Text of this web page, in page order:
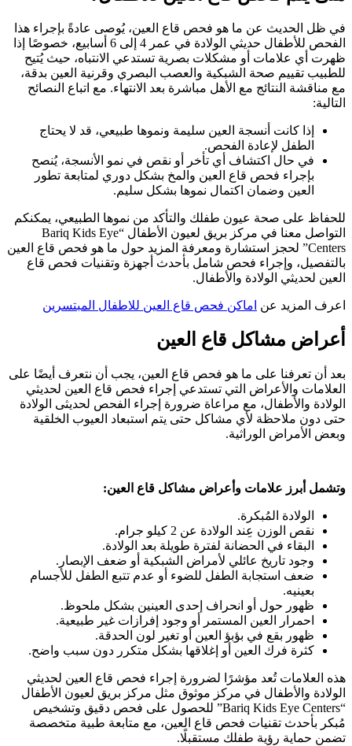
في ظل الحديث عن ما هو فحص قاع العين، يُوصى عادةً بإجراء هذا
الفحص للأطفال حديثي الولادة في عمر 4 إلى 6 أسابيع، خصوصًا إذا
ظهرت أي علامات أو مشكلات بصرية تستدعي الانتباه، حيث يُتيح
للطبيب تقييم صحة الشبكية والعصب البصري وقرنية العين بدقة،
مع مناقشة النتائج مع الأهل مباشرة بعد الانتهاء. مع اتباع النصائح
التالية:
إذا كانت أنسجة العين سليمة ونموها طبيعي، قد لا يحتاج
الطفل لإعادة الفحص.
في حال اكتشاف أي تأخر أو نقص في نمو الأنسجة، يُنصح
بإجراء فحص قاع العين والمخ بشكل دوري لمتابعة تطور
العين وضمان اكتمال نموها بشكل سليم.
للحفاظ على صحة عيون طفلك والتأكد من نموها الطبيعي، يمكنكم
التواصل معنا في مركز بريق لعيون الأطفال “Bariq Kids Eye
Centers” لحجز استشارة ومعرفة المزيد حول ما هو فحص قاع العين
بالتفصيل، وإجراء فحص شامل بأحدث أجهزة وتقنيات فحص قاع
العين لحديثي الولادة والأطفال.
اعرف المزيد عن اماكن فحص قاع العين للاطفال المبتسرين
أعراض مشاكل قاع العين
بعد أن تعرفنا على ما هو فحص قاع العين، يجب أن نتعرف أيضًا على
العلامات والأعراض التي تستدعي إجراء فحص قاع العين لحديثي
الولادة والأطفال، مع مراعاة ضرورة إجراء الفحص لحديثى الولادة
حتى دون ملاحظة لأي مشاكل حتى يتم استبعاد العيوب الخلقية
وبعض الأمراض الوراثية.
وتشمل أبرز علامات وأعراض مشاكل قاع العين:
الولادة المُبكرة.
نقص الوزن عِند الولادة عن 2 كيلو جرام.
البقاء في الحضانة لفترة طويلة بعد الولادة.
وجود تاريخ عائلي لأمراض الشبكية أو ضعف الإبصار.
ضعف استجابة الطفل للضوء أو عدم تتبع الطفل للأجسام
بعينيه.
ظهور حول أو انحراف إحدى العينين بشكل ملحوظ.
احمرار العين المستمر أو وجود إفرازات غير طبيعية.
ظهور بقع في بؤبؤ العين أو تغير لون الحدقة.
كثرة فرك العين أو إغلاقها بشكل متكرر دون سبب واضح.
هذه العلامات تُعد مؤشرًا لضرورة إجراء فحص قاع العين لحديثي
الولادة والأطفال في مركز موثوق مثل مركز بريق لعيون الأطفال
“Bariq Kids Eye Centers” للحصول على فحص دقيق وتشخيص
مُبكر بأحدث تقنيات فحص قاع العين، مع متابعة طبية متخصصة
تضمن حماية رؤية طفلك مستقبلًا.